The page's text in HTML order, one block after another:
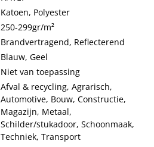
Katoen, Polyester
250-299gr/m²
Brandvertragend, Reflecterend
Blauw, Geel
Niet van toepassing
Afval & recycling, Agrarisch,
Automotive, Bouw, Constructie,
Magazijn, Metaal,
Schilder/stukadoor, Schoonmaak,
Techniek, Transport